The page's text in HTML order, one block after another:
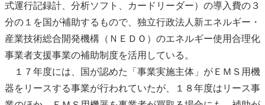
式運行記録計、分析ソフト、カードリーダー）の導入費の３
分の１を国が補助するもので、独立行政法人 新エネルギー ・
産業技術総合開発機構（ＮＥＤＯ）のエネルギー使用合理化
事業者支援事業の補助制度を活用している。
１７年度には、国が認めた「事業実施主体」がＥＭＳ用機
器をリースする事業が行われていたが、１８年度はリース事